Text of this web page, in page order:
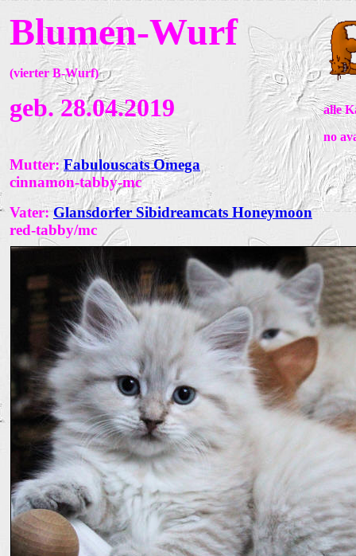
Blumen-Wurf
(vierter B-Wurf)
geb. 28.04.2019
alle
no
Mutter:Fabulouscats Omega
cinnamon-tabby-mc
Vater:Glansdorfer Sibidreamcats Honeymoon
red-tabby/mc